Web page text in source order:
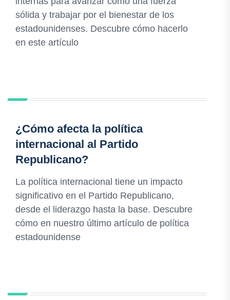
sólida y trabajar por el bienestar de los
estadounidenses. Descubre cómo hacerlo
en este artículo
¿Cómo afecta la política
internacional al Partido
Republicano?
La política internacional tiene un impacto
significativo en el Partido Republicano,
desde el liderazgo hasta la base. Descubre
cómo en nuestro último artículo de política
estadounidense